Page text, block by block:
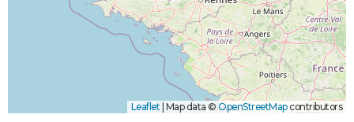
Leaflet Map data ©OpenStreetMapcontributors